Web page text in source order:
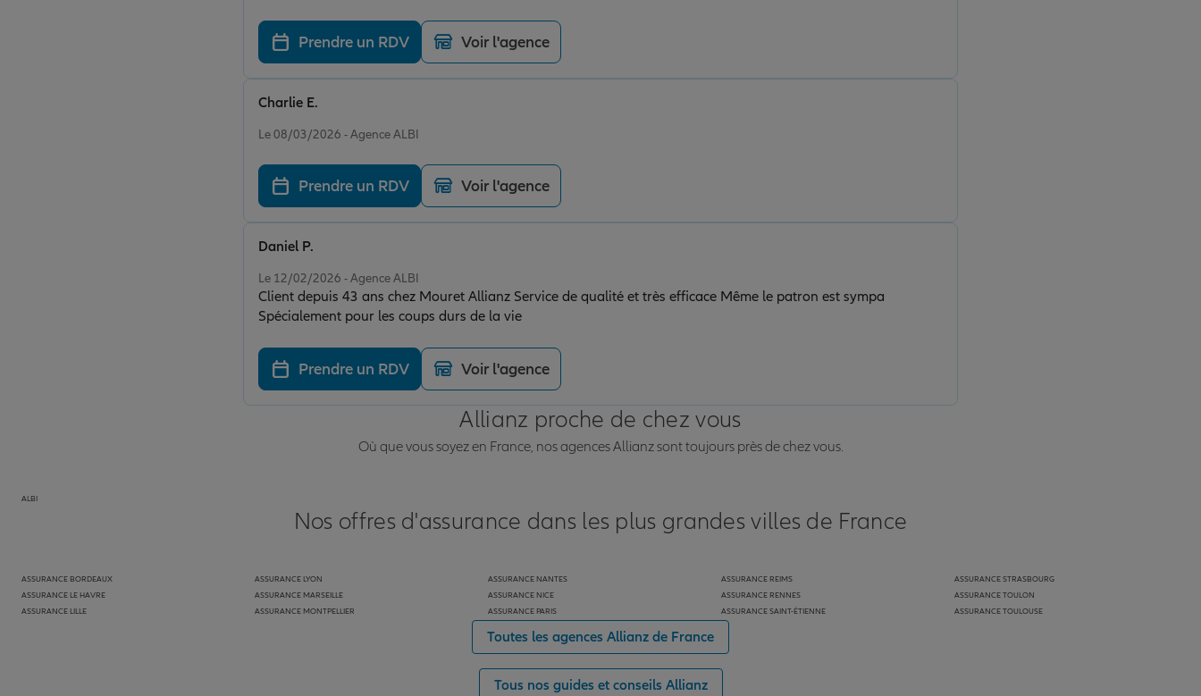
Prendre un RDV Voir l'agence
Le 08/03/2026 - Agence ALBI
Charlie E.
Prendre un RDV Voir l'agence
Le 12/02/2026 - Agence ALBI
Client depuis 43 ans chez Mouret Allianz Service de qualité et très efficace Même le patron est sympa
Spécialement pour les coups durs de la vie
Daniel P.
Prendre un RDV Voir l'agence
Allianz proche de chez vous
Où que vous soyez en France, nos agences Allianz sont toujours près de chez vous.
ALBI
Nos offres d'assurance dans les plus grandes villes de France
ASSURANCE BORDEAUX
ASSURANCE LE HAVRE
ASSURANCE LILLE
ASSURANCE LYON
ASSURANCE MARSEILLE
ASSURANCE MONTPELLIER
ASSURANCE NANTES
ASSURANCE NICE
ASSURANCE PARIS
ASSURANCE REIMS
ASSURANCE RENNES
ASSURANCE SAINT-ÉTIENNE
ASSURANCE STRASBOURG
ASSURANCE TOULON
ASSURANCE TOULOUSE
Toutes les agences Allianz de France
Tous nos guides et conseils Allianz